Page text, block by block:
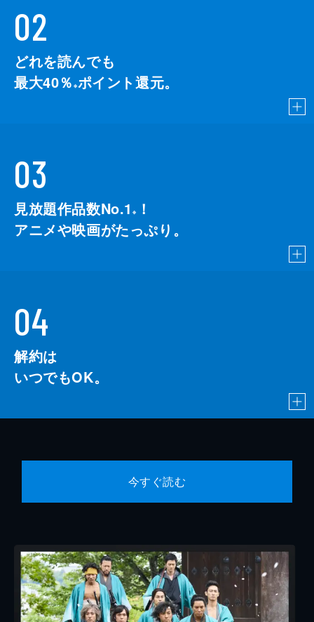
02
どれを読んでも
最大40％ ※ポイント還元。
03
見放題作品数No.1 ※
！
アニメや映画がたっぷり。
04
解約は
いつでもOK。
今すぐ読む